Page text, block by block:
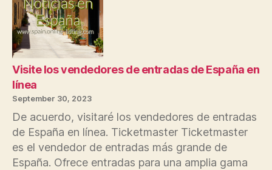
la
de
Visite los vendedores de entradas de España en
línea
September 30, 2023
De acuerdo, visitaré los vendedores de entradas
de España en línea. Ticketmaster Ticketmaster
es el vendedor de entradas más grande de
España. Ofrece entradas para una amplia gama